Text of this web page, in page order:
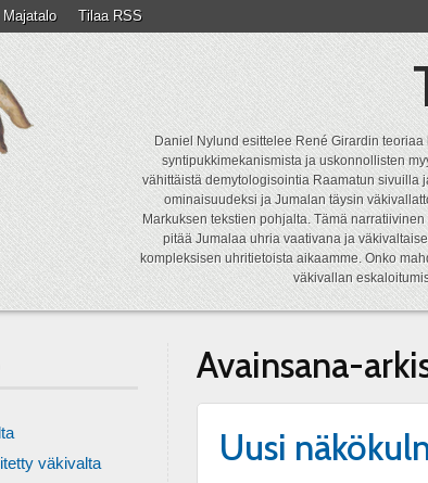
Tilaa RSS
Daniel Nylund esittelee René Girardin
syntipukkimekanismista ja uskonnollisten
vähittäistä demytologisointia Raamatun sivuilla
ominaisuudeksi ja Jumalan täysin
Markuksen tekstien pohjalta. Tämä
pitää Jumalaa uhria vaativana ja
kompleksisen uhritietoista aikaamme. Onko
väkivallan
Avainsana-
Uusi
väkivalta